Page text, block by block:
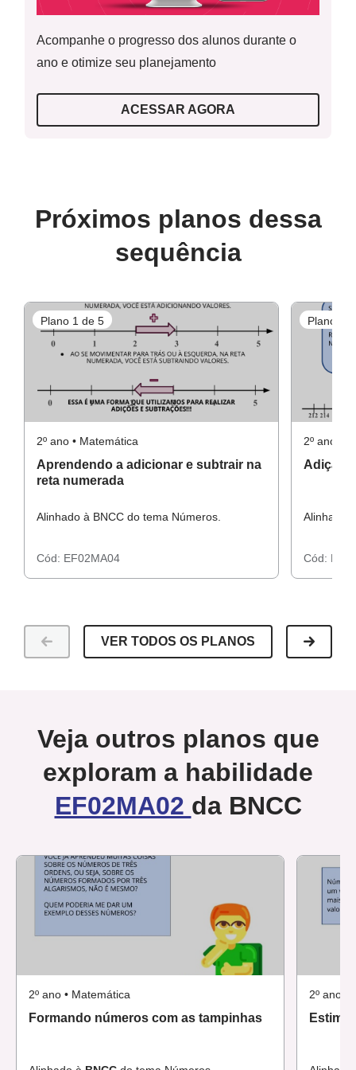
Atividade Raio X
Recursos necessários
Caderno,
Atividades Fotocopiadas (se achar conveniente).
Acompanhe o progresso dos alunos durante o
ano e otimize seu planejamento
ACESSAR AGORA
Próximos planos dessa
sequência
Plano 1 de 5
2º ano • Matemática
Aprendendo a adicionar e subtrair na
reta numerada
Alinhado à BNCC do tema Números.
Cód: EF02MA04
Plano 2
2º ano •
Adição
Alinhado
Cód:
VER TODOS OS PLANOS
Veja outros planos que
exploram a habilidade
EF02MA02 da BNCC
2º ano • Matemática
Formando números com as tampinhas
2º ano •